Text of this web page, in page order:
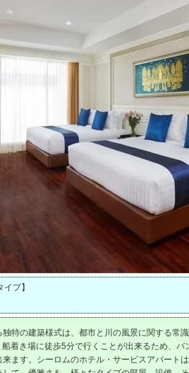
プ】
特の建築様式は、都市と川の風景に関する常
着き場に徒歩5分で行くことが出来るため、バ
ます。シーロムのホテル・サービスアパート